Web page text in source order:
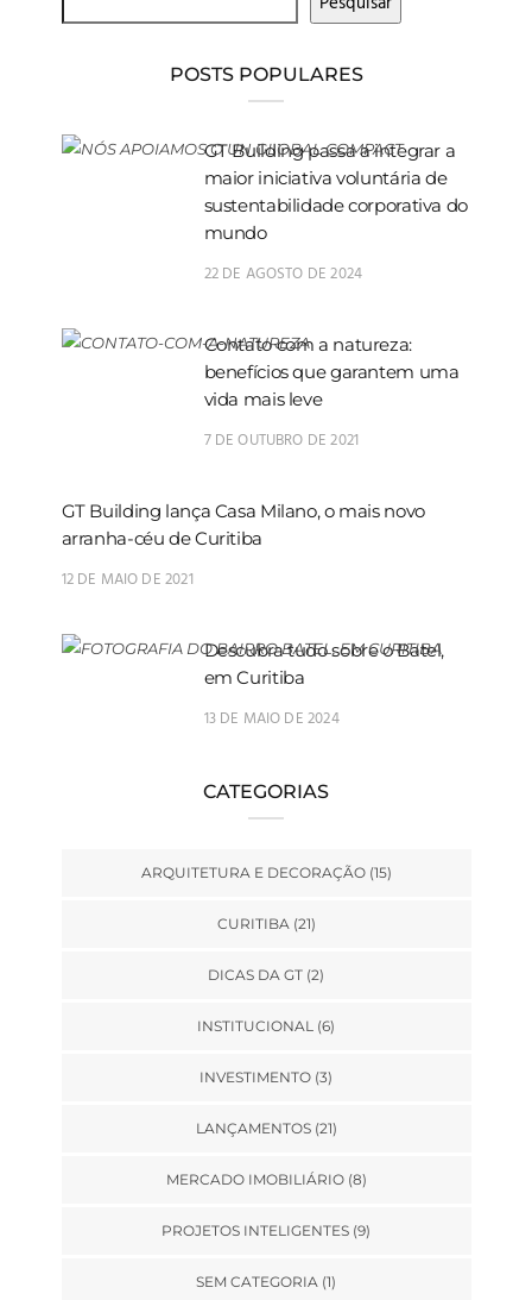
POSTS POPULARES
GT Building passa a integrar a
maior iniciativa voluntária de
sustentabilidade corporativa do
mundo
22 DE AGOSTO DE 2024
Contato com a natureza:
benefícios que garantem uma
vida mais leve
7 DE OUTUBRO DE 2021
GT Building lança Casa Milano, o mais novo
arranha-céu de Curitiba
12 DE MAIO DE 2021
Descubra tudo sobre o Batel,
em Curitiba
13 DE MAIO DE 2024
CATEGORIAS
ARQUITETURA E DECORAÇÃO(15)
CURITIBA(21)
DICAS DA GT (2)
INSTITUCIONAL (6)
INVESTIMENTO (3)
LANÇAMENTOS(21)
MERCADO IMOBILIÁRIO(8)
PROJETOS INTELIGENTES (9)
SEM CATEGORIA (1)